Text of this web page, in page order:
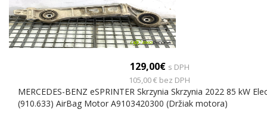
129,00€ s DPH
105,00 € bez DPH
MERCEDES-BENZ eSPRINTER Skrzynia Skrzynia 2022 85 kW
(910.633) AirBag Motor A9103420300 (Držiak motora)